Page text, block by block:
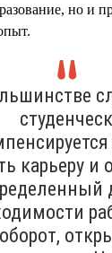
но и
карьеру и